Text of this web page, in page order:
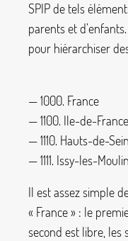
SPIP de tels
parents et
pour hiérarchiser
— 1000. France
— 1100. Ile-de-France
— 1110. Hauts-de-
— 1111. Issy-les-
Il est assez simple
« France» : le
second est libre, les